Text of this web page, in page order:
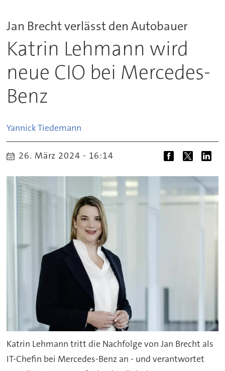
Jan Brecht verlässt den Autobauer
Katrin Lehmann wird
neue CIO bei Mercedes-
Benz
YannickTiedemann
26. März 2024 - 16:14
Katrin Lehmann tritt die Nachfolge von Jan Brecht als
IT-Chefin bei Mercedes-Benz an - und verantwortet